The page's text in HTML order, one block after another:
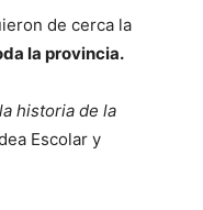
de cerca la
la provincia.
historia de la
Escolar y